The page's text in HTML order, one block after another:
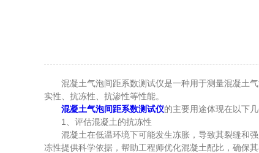
混凝土气泡间距系数测试仪是一种用于测量混凝土气
实性、抗冻性、抗渗性等性能。
混凝土气泡间距系数测试仪的主要用途体现在以下几
1、评估混凝土的抗冻性
混凝土在低温环境下可能发生冻胀，导致其裂缝和强
冻性提供科学依据，帮助工程师优化混凝土配比，确保其